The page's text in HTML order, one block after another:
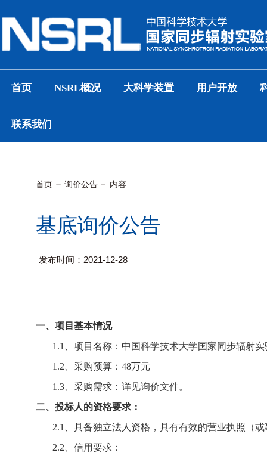
首页 NSRL概况 大科学装置 用户开放
联系我们
首页 询价公告 内容
基底询价公告
发布时间：2021-12-28
一、项目基本情况
1.1
、项目名称：中国科学技术大学国家同步辐射
1.2 、采购预算： 48万元
1.3、采购需求：详见询价文件。
二、投标人的资格要求：
2.1
、具备独立法人资格，具有有效的营业执照（
2.2 、信用要求：